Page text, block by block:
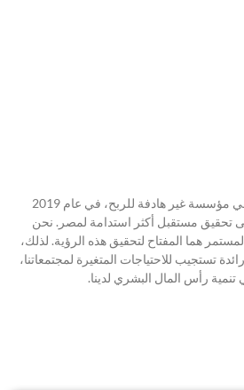
تأسست مؤسسة تواصل، وهي مؤسسة غير هادفة للربح، في عام 2019
تهدف إلى تحقيق مستقبل أكثر استدامة لمصر. نحن
هما المفتاح لتحقيق هذه الرؤية. لذلك،
تستجيب للاحتياجات المتغيرة لمجتمعاتنا،
رأس المال البشري لدينا.